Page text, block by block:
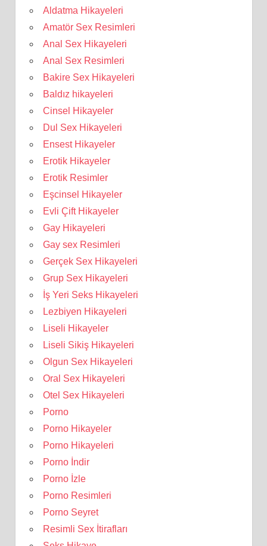
Aldatma Hikayeleri
Amatör Sex Resimleri
Anal Sex Hikayeleri
Anal Sex Resimleri
Bakire Sex Hikayeleri
Baldız hikayeleri
Cinsel Hikayeler
Dul Sex Hikayeleri
Ensest Hikayeler
Erotik Hikayeler
Erotik Resimler
Eşcinsel Hikayeler
Evli Çift Hikayeler
Gay Hikayeleri
Gay sex Resimleri
Gerçek Sex Hikayeleri
Grup Sex Hikayeleri
İş Yeri Seks Hikayeleri
Lezbiyen Hikayeleri
Liseli Hikayeler
Liseli Sikiş Hikayeleri
Olgun Sex Hikayeleri
Oral Sex Hikayeleri
Otel Sex Hikayeleri
Porno
Porno Hikayeler
Porno Hikayeleri
Porno İndir
Porno İzle
Porno Resimleri
Porno Seyret
Resimli Sex İtirafları